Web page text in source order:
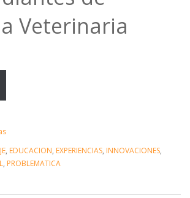
Veterinaria
, EDUCACION, EXPERIENCIAS, INNOVACIONES,
, PROBLEMATICA